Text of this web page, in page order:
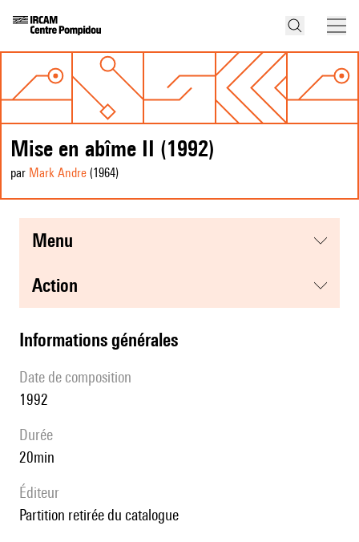
Mise en abîme II (1992)
par Mark Andre (1964)
menu
action
informations générales
date de composition
1992
durée
20min
éditeur
partition retirée du catalogue